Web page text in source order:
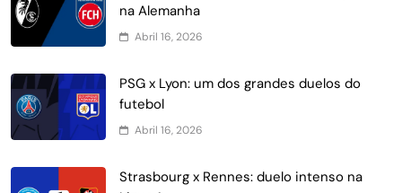
na Alemanha
Abril 16, 2026
PSG x Lyon: um dos grandes duelos do
futebol
Abril 16, 2026
Strasbourg x Rennes: duelo intenso na